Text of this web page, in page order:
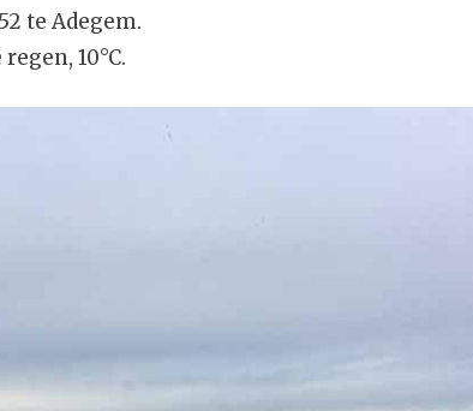
te Adegem.
10°C.